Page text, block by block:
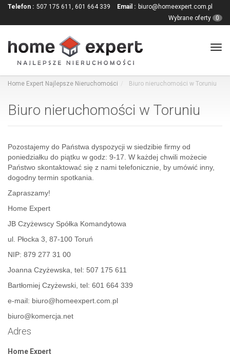
Telefon : 507 175 611, 601 664 339 Email : biuro@homeexpert.com.pl
Wybrane oferty
0
Home Expert Najlepsze Nieruchomości Biuro nieruchomości w Toruniu
Biuro nieruchomości w Toruniu
Pozostajemy do Państwa dyspozycji w siedzibie firmy od
poniedziałku do piątku w godz: 9-17. W każdej chwili możecie
Państwo skontaktować się z nami telefonicznie, by umówić inny,
dogodny termin spotkania.
Zapraszamy!
Home Expert
JB Czyżewscy Spółka Komandytowa
ul. Płocka 3, 87-100 Toruń
NIP: 879 277 31 00
Joanna Czyżewska, tel: 507 175 611
Bartłomiej Czyżewski, tel: 601 664 339
e-mail: biuro@homeexpert.com.pl
biuro@komercja.net
Adres
Home Expert